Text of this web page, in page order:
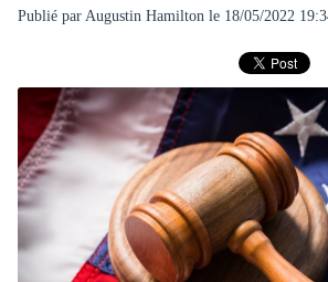
Publié par Augustin Hamilton le 18/05/2022